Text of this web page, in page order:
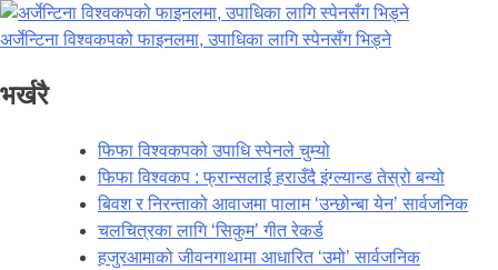
अर्जेन्टिना विश्वकपको फाइनलमा, उपाधिका लागि स्पेनसँग भिड्ने
भर्खरै
फिफा विश्वकपको उपाधि स्पेनले चुम्यो
फिफा विश्वकप : फ्रान्सलाई हराउँदै इंग्ल्यान्ड तेस्रो बन्यो
बिवश र निरन्ताको आवाजमा पालाम ‘उन्छोन्बा येन’ सार्वजनिक
चलचित्रका लागि ‘सिकुम’ गीत रेकर्ड
हजुरआमाको जीवनगाथामा आधारित ‘उमो’ सार्वजनिक